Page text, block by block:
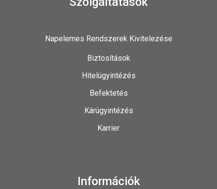
Napelemes Rendszerek Kivitelezése
Biztosítások
Hitelügyintézés
Befektetés
Kárügyintézés
Karrier
Információk